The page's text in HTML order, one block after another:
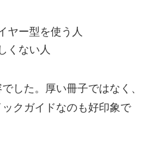
ヤー型を使う人
くない人
した。厚い冊子ではなく、
クガイドなのも好印象で